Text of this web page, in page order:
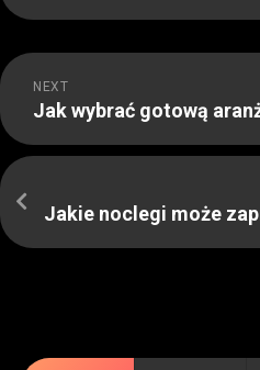
NEXT
Jak wybrać gotową